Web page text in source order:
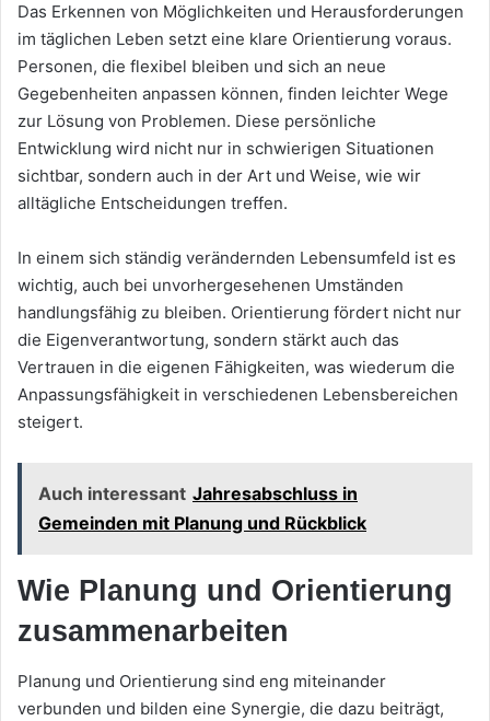
Das Erkennen von Möglichkeiten und Herausforderungen
im täglichen Leben setzt eine klare Orientierung voraus.
Personen, die flexibel bleiben und sich an neue
Gegebenheiten anpassen können, finden leichter Wege
zur Lösung von Problemen. Diese persönliche
Entwicklung wird nicht nur in schwierigen Situationen
sichtbar, sondern auch in der Art und Weise, wie wir
alltägliche Entscheidungen treffen.
In einem sich ständig verändernden Lebensumfeld ist es
wichtig, auch bei unvorhergesehenen Umständen
handlungsfähig zu bleiben. Orientierung fördert nicht nur
die Eigenverantwortung, sondern stärkt auch das
Vertrauen in die eigenen Fähigkeiten, was wiederum die
Anpassungsfähigkeit in verschiedenen Lebensbereichen
steigert.
Auch interessant Jahresabschluss in
Gemeinden mit Planung und Rückblick
Wie Planung und Orientierung
zusammenarbeiten
Planung und Orientierung sind eng miteinander
verbunden und bilden eine Synergie, die dazu beiträgt,